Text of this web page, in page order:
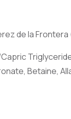
de la
Betaine,